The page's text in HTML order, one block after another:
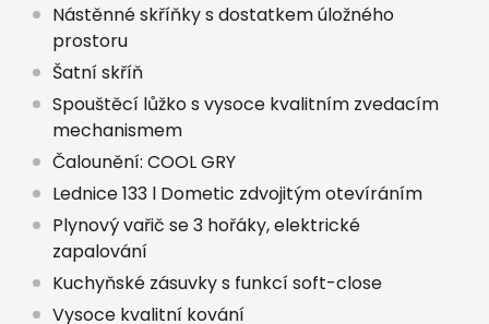
Nástěnné skříňky s dostatkem úložného
prostoru
Šatní skříň
Spouštěcí lůžko s vysoce kvalitním zvedacím
mechanismem
Čalounění: COOL GRY
Lednice 133 l Dometic zdvojitým otevíráním
Plynový vařič se 3 hořáky, elektrické
zapalování
Kuchyňské zásuvky s funkcí soft-close
Vysoce kvalitní kování